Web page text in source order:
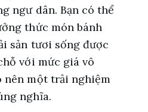
ngư dân. Bạn có thể
thức món bánh
sản tươi sống được
với mức giá vô
nên một trải nghiệm
nghĩa.